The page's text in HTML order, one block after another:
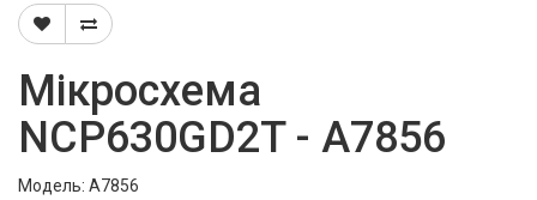
Мікросхема
NCP630GD2T - A7856
Модель: A7856